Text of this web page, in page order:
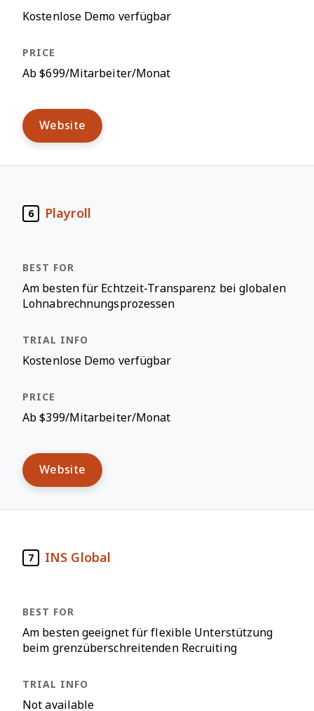
Kostenlose Demo verfügbar
Ab $699/Mitarbeiter/Monat
Website
6 Playroll
Am besten für Echtzeit-Transparenz bei globalen
Lohnabrechnungsprozessen
Kostenlose Demo verfügbar
Ab $399/Mitarbeiter/Monat
Website
7 INS Global
Am besten geeignet für flexible Unterstützung
beim grenzüberschreitenden Recruiting
Not available